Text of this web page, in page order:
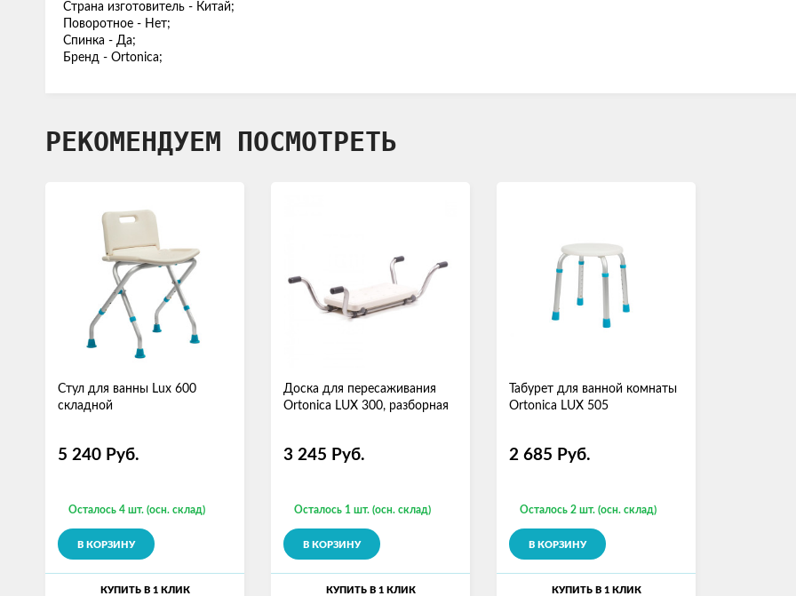
Страна изготовитель - Китай;
Поворотное - Нет;
Спинка - Да;
Бренд - Ortonica;
РЕКОМЕНДУЕМ ПОСМОТРЕТЬ
Стул для ванны Lux 600
складной
5 240 Руб.
Осталось 4 шт. (осн. склад)
В КОРЗИНУ
КУПИТЬ В 1 КЛИК
​​Доска для пересаживания
Ortonica LUX 300, разборная
3 245 Руб.
Осталось 1 шт. (осн. склад)
В КОРЗИНУ
КУПИТЬ В 1 КЛИК
​Табурет для ванной комнаты
Ortonica LUX 505
2 685 Руб.
Осталось 2 шт. (осн. склад)
В КОРЗИНУ
КУПИТЬ В 1 КЛИК